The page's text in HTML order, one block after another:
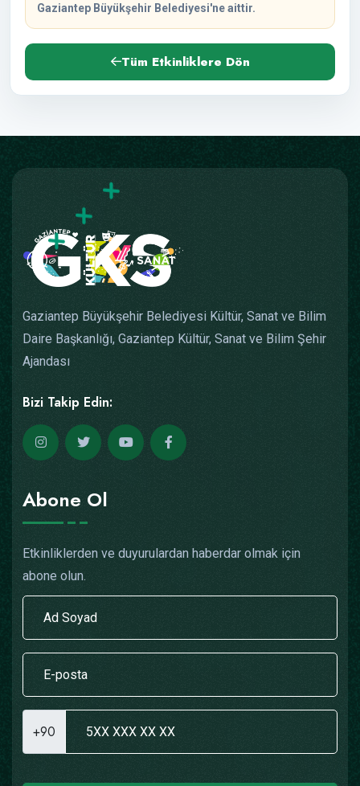
Gaziantep Büyükşehir Belediyesi'ne aittir.
Tüm Etkinliklere Dön
Gaziantep Büyükşehir Belediyesi Kültür, Sanat ve Bilim
Daire Başkanlığı, Gaziantep Kültür, Sanat ve Bilim Şehir
Ajandası
Bizi Takip Edin:
Abone Ol
Etkinliklerden ve duyurulardan haberdar olmak için
abone olun.
+90